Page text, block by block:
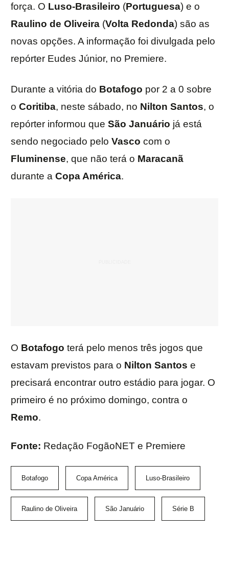
força. O Luso-Brasileiro (Portuguesa) e o
Raulino de Oliveira (Volta Redonda) são as
novas opções. A informação foi divulgada pelo
repórter Eudes Júnior, no Premiere.
Durante a vitória do Botafogo por 2 a 0 sobre
o Coritiba, neste sábado, no Nilton Santos, o
repórter informou que São Januário já está
sendo negociado pelo Vasco com o
Fluminense, que não terá o Maracanã
durante a Copa América.
O Botafogo terá pelo menos três jogos que
estavam previstos para o Nilton Santos e
precisará encontrar outro estádio para jogar. O
primeiro é no próximo domingo, contra o
Remo.
Fonte: Redação FogãoNET e Premiere
Botafogo Copa América Luso-Brasileiro
Raulino de Oliveira São Januário Série B